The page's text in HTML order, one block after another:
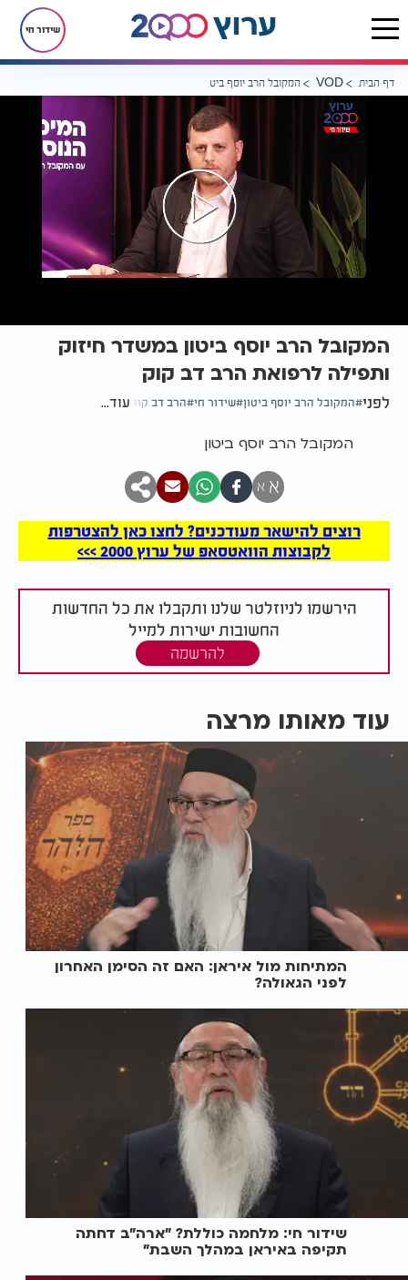
שידור חי
דף הבית VOD המקובל הרב יוסף ביטון במשדר חיזוק ותפילה לרפואת הרב דב קוק
המקובל הרב יוסף ביטון במשדר חיזוק
ותפילה לרפואת הרב דב קוק
לפני המקובל הרב יוסף ביטון שידור חי הרב דב קוק עוד...
המקובל הרב יוסף ביטון
א א
רוצים להישאר מעודכנים? לחצו כאן להצטרפות
לקבוצות הוואטסאפ של ערוץ 2000 >>>
הירשמו לניוזלטר שלנו ותקבלו את כל החדשות
החשובות ישירות למייל
להרשמה
עוד מאותו מרצה
המתיחות מול איראן: האם זה הסימן האחרון
לפני הגאולה?
שידור חי: מלחמה כוללת? ״ארה"ב דחתה
תקיפה באיראן במהלך השבת״